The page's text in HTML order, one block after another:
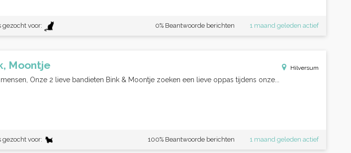
gezocht voor: 1 maand geleden actief
0% Beantwoorde berichten
Moontje Hilversum
mensen, Onze 2 lieve bandieten Bink & Moontje zoeken een lieve oppas tijdens onze...
gezocht voor: 1 maand geleden actief
100% Beantwoorde berichten